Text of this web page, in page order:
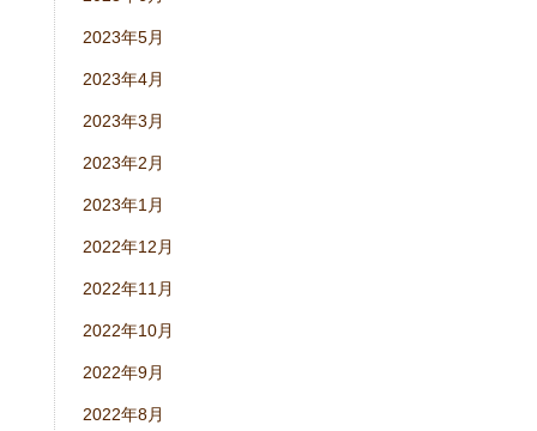
2023年5月
2023年4月
2023年3月
2023年2月
2023年1月
2022年12月
2022年11月
2022年10月
2022年9月
2022年8月